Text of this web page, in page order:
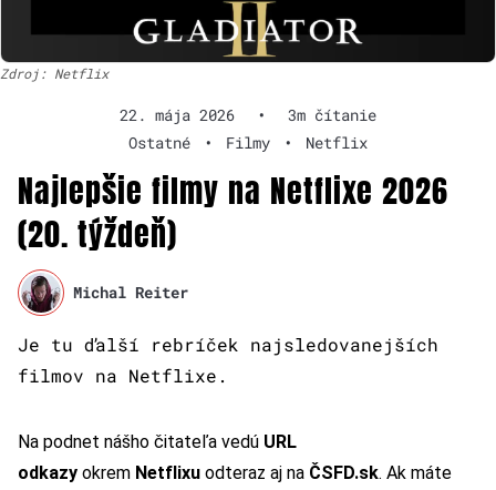
Zdroj: Netflix
22. mája 2026 •
3m čítanie
Ostatné
• Filmy • Netflix
Najlepšie filmy na Netflixe 2026
(20. týždeň)
Michal Reiter
Je tu ďalší rebríček najsledovanejších
filmov na Netflixe.
Na podnet nášho čitateľa vedú URL
odkazy okrem Netflixu odteraz aj na ČSFD.sk. Ak máte